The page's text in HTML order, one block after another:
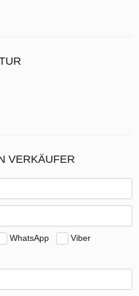
VERKÄUFER
WhatsApp
Viber